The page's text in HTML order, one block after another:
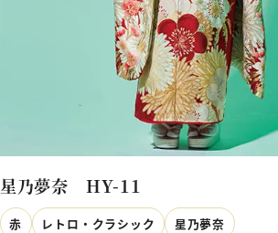
星乃夢奈 HY-11
赤 レトロ・クラシック 星乃夢奈